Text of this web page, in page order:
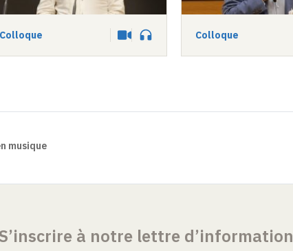
Colloque VidéoAudio Colloque
musique
à notre lettre d’information